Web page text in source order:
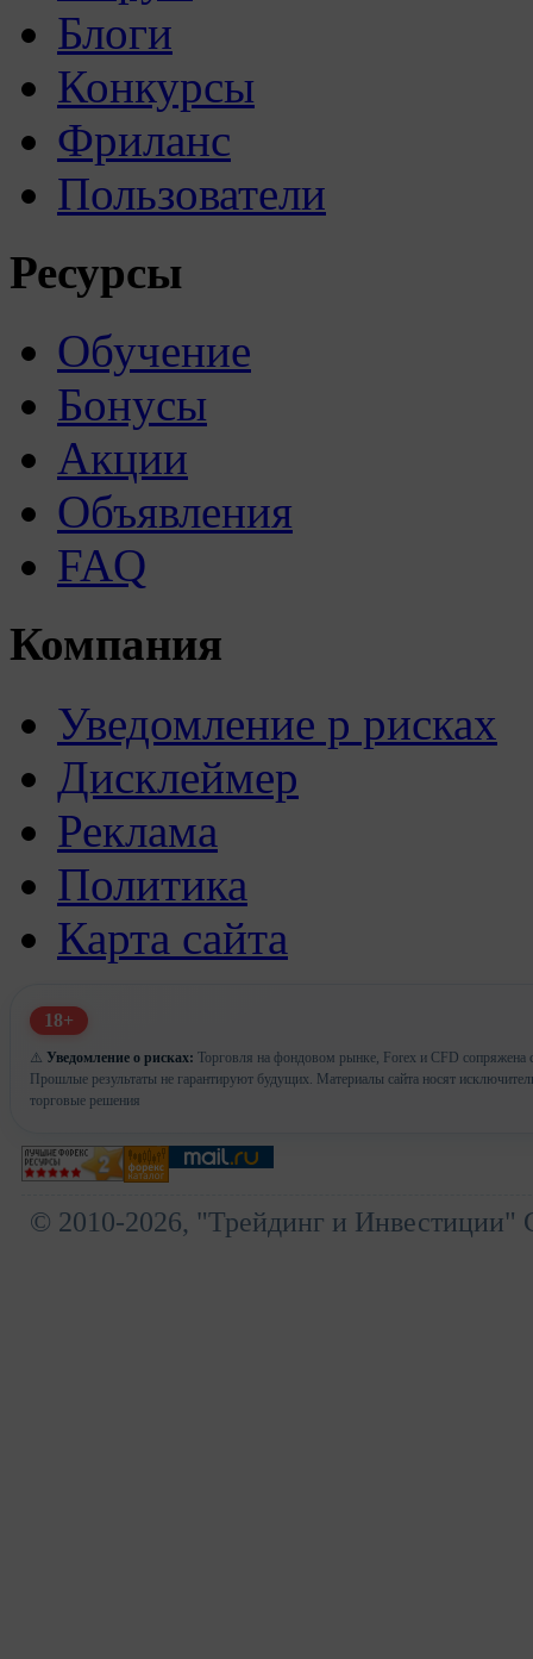
Блоги
Конкурсы
Фриланс
Пользователи
Ресурсы
Обучение
Бонусы
Акции
Объявления
FAQ
Компания
Уведомление р рисках
Дисклеймер
Реклама
Политика
Карта сайта
18+
⚠️ Уведомление о рисках: Торговля на фондовом рынке, Forex и CFD сопряжена
Прошлые результаты не гарантируют будущих. Материалы сайта носят
торговые решения
© 2010-2026, "Трейдинг и Инвестиции"